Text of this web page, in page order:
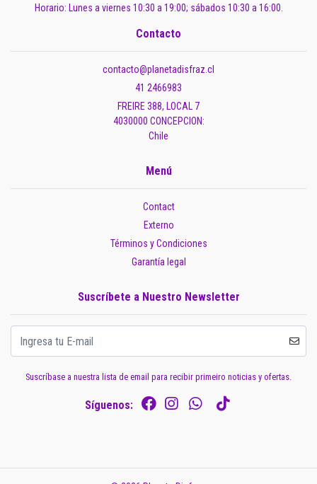
Horario: Lunes a viernes 10:30 a 19:00; sábados 10:30 a 16:00.
Contacto
contacto@planetadisfraz.cl
41 2466983
FREIRE 388, LOCAL 7
4030000 CONCEPCION:
Chile
Menú
Contact
Externo
Términos y Condiciones
Garantía legal
Suscríbete a Nuestro Newsletter
Suscríbase a nuestra lista de email para recibir primeiro noticias y ofertas.
Síguenos: